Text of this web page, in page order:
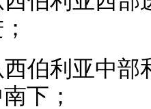
伯利亚中
下；